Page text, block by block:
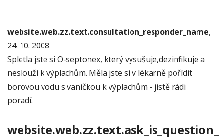
website.web.zz.text.consultation_responder_name,
24. 10. 2008
Spletla jste si O-septonex, který vysušuje,dezinfikuje a
neslouží k výplachům. Měla jste si v lékarně pořídit
borovou vodu s vaničkou k výplachům - jistě rádi
poradí.